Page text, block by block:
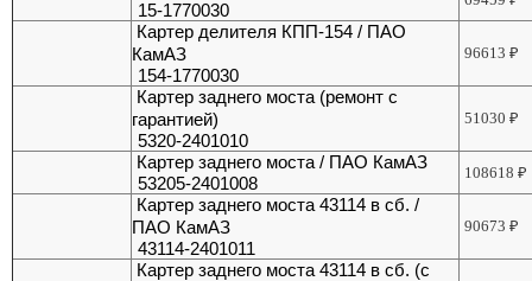
15-1770030
Картер делителя КПП-154 / ПАО
КамАЗ
154-1770030
96613₽
Картер заднего моста (ремонт с
гарантией)
5320-2401010
51030₽
Картер заднего моста / ПАО КамАЗ
53205-2401008
108618₽
Картер заднего моста 43114 в сб. /
ПАО КамАЗ
43114-2401011
90673₽
Картер заднего моста 43114 в сб. (с